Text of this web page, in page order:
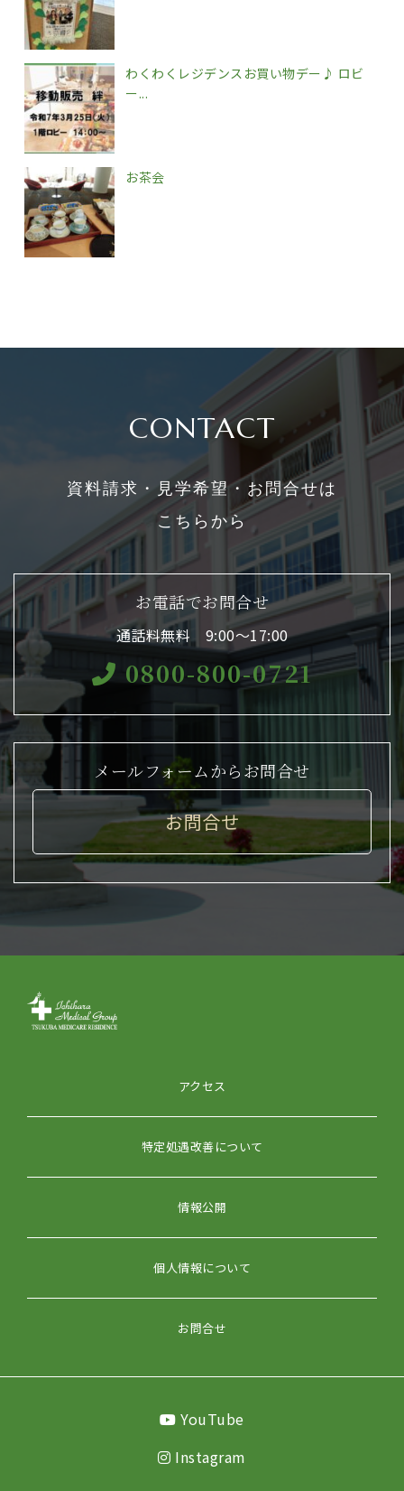
わくわくレジデンスお買い物デー♪ ロビ
ー...
お茶会
CONTACT
資料請求・見学希望・お問合せは
こちらから
お電話でお問合せ
通話料無料 9:00〜17:00
0800-800-0721
メールフォームからお問合せ
お問合せ
アクセス
特定処遇改善について
情報公開
個人情報について
お問合せ
YouTube
Instagram